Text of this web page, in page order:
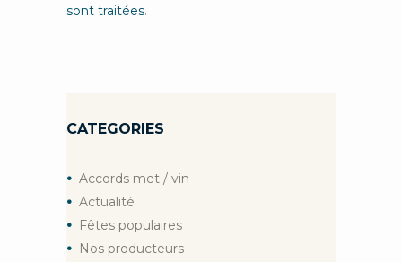
sont traitées.
CATEGORIES
Accords met / vin
Actualité
Fêtes populaires
Nos producteurs